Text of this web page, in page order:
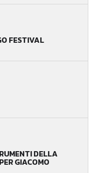
FESTIVAL
DELLA
GIACOMO